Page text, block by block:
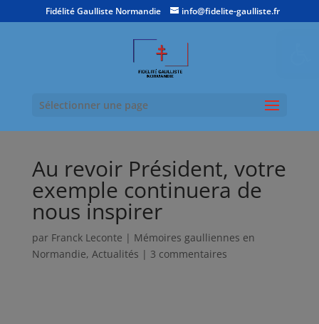
Fidélité Gaulliste Normandie info@fidelite-gaulliste.fr
Sélectionner une page
Au revoir Président, votre
exemple continuera de
nous inspirer
par Franck Leconte | Mémoires gaulliennes en
Normandie, Actualités | 3 commentaires